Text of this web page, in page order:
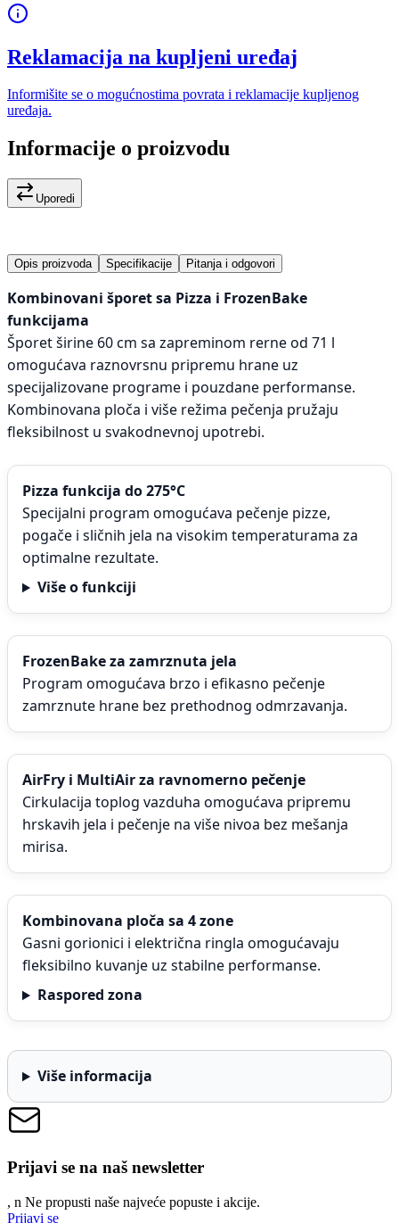
Reklamacija na kupljeni uređaj
Informišite se o mogućnostima povrata i reklamacije kupljenog
uređaja.
Informacije o proizvodu
Uporedi
Opis proizvoda Specifikacije Pitanja i odgovori
Kombinovani šporet sa Pizza i FrozenBake
funkcijama
Šporet širine 60 cm sa zapreminom rerne od 71 l
omogućava raznovrsnu pripremu hrane uz
specijalizovane programe i pouzdane performanse.
Kombinovana ploča i više režima pečenja pružaju
fleksibilnost u svakodnevnoj upotrebi.
Pizza funkcija do 275°C
Specijalni program omogućava pečenje pizze,
pogače i sličnih jela na visokim temperaturama za
optimalne rezultate.
Više o funkciji
FrozenBake za zamrznuta jela
Program omogućava brzo i efikasno pečenje
zamrznute hrane bez prethodnog odmrzavanja.
AirFry i MultiAir za ravnomerno pečenje
Cirkulacija toplog vazduha omogućava pripremu
hrskavih jela i pečenje na više nivoa bez mešanja
mirisa.
Kombinovana ploča sa 4 zone
Gasni gorionici i električna ringla omogućavaju
fleksibilno kuvanje uz stabilne performanse.
Raspored zona
Više informacija
Prijavi se na naš newsletter
, n Ne propusti naše najveće popuste i akcije.
Prijavi se